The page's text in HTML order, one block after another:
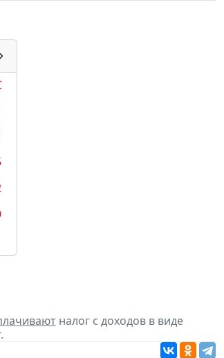
налог с доходов в виде